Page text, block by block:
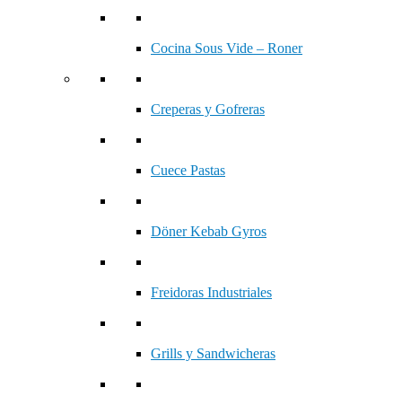
Cocina Sous Vide – Roner
Creperas y Gofreras
Cuece Pastas
Döner Kebab Gyros
Freidoras Industriales
Grills y Sandwicheras